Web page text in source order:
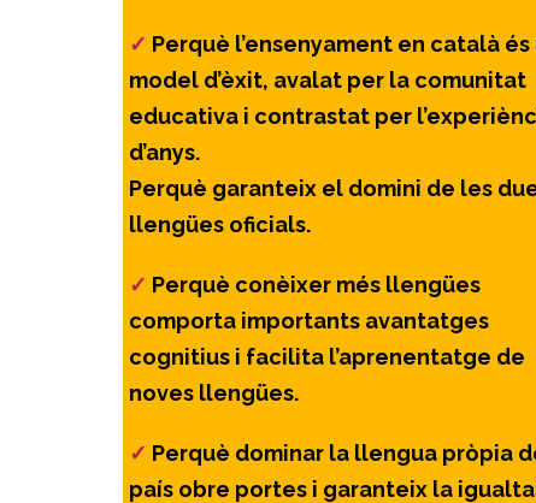
✓ Perquè l’ensenyament en català és
model d’èxit, avalat per la comunitat
educativa i contrastat per
d’anys.
Perquè garanteix el domini de les
llengües oficials.
✓ Perquè conèixer més llengües
comporta importants avantatges
cognitius i facilita l’aprenentatge de
noves llengües.
✓ Perquè dominar la llengua pròpia
país obre portes i garanteix la